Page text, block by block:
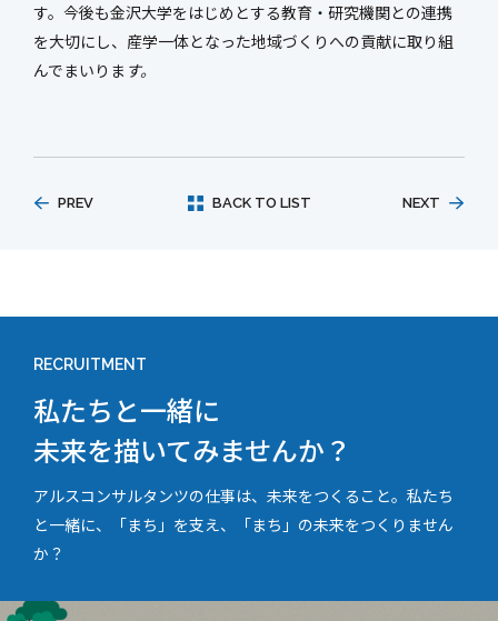
す。今後も金沢大学をはじめとする教育・研究機関との連携
を大切にし、産学一体となった地域づくりへの貢献に取り組
んでまいりま す。
PREV BACK TO LIST NEXT
RECRUITMENT
私たちと一緒に
未来を描いてみませんか？
アルスコンサルタンツの仕事は、未来をつくること。私たち
と一緒に、「まち」を支え、「まち」の未来をつくりません
か？